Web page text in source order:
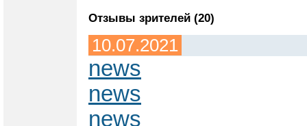
Отзывы зрителей (20)
10.07.2021
news
news
news